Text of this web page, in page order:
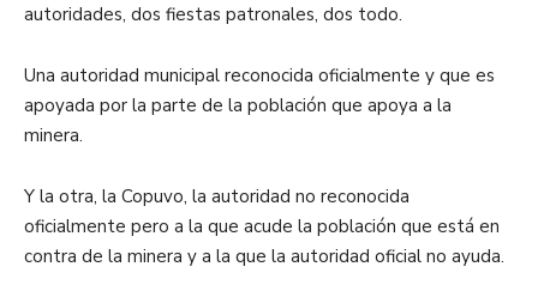
autoridades, dos fiestas patronales, dos todo.
Una autoridad municipal reconocida oficialmente y que es
apoyada por la parte de la población que apoya a la
minera.
Y la otra, la Copuvo, la autoridad no reconocida
oficialmente pero a la que acude la población que está en
contra de la minera y a la que la autoridad oficial no ayuda.